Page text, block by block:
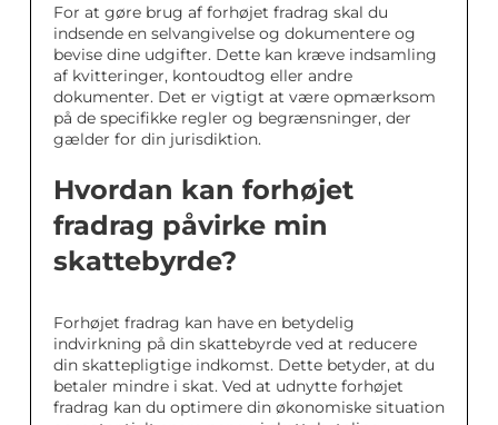
For at gøre brug af forhøjet fradrag skal du
indsende en selvangivelse og dokumentere og
bevise dine udgifter. Dette kan kræve indsamling
af kvitteringer, kontoudtog eller andre
dokumenter. Det er vigtigt at være opmærksom
på de specifikke regler og begrænsninger, der
gælder for din jurisdiktion.
Hvordan kan forhøjet
fradrag påvirke min
skattebyrde?
Forhøjet fradrag kan have en betydelig
indvirkning på din skattebyrde ved at reducere
din skattepligtige indkomst. Dette betyder, at du
betaler mindre i skat. Ved at udnytte forhøjet
fradrag kan du optimere din økonomiske situation